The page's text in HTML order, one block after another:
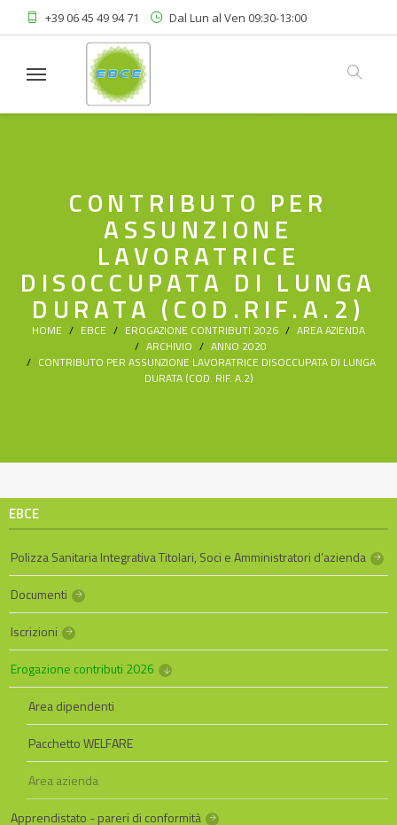
+39 06 45 49 94 71 Dal Lun al Ven 09:30-13:00
CONTRIBUTO PER
ASSUNZIONE
LAVORATRICE
DISOCCUPATA DI LUNGA
DURATA (COD.RIF.A.2)
HOME EBCE EROGAZIONE CONTRIBUTI 2026
AREA AZIENDA
ARCHIVIO
ANNO 2020
CONTRIBUTO PER ASSUNZIONE LAVORATRICE DISOCCUPATA DI LUNGA
DURATA (COD. RIF. A.2)
EBCE
Polizza Sanitaria Integrativa Titolari, Soci e Amministratori d’azienda
Documenti
Iscrizioni
Erogazione contributi 2026
Area dipendenti
Pacchetto WELFARE
Area azienda
Apprendistato - pareri di conformità